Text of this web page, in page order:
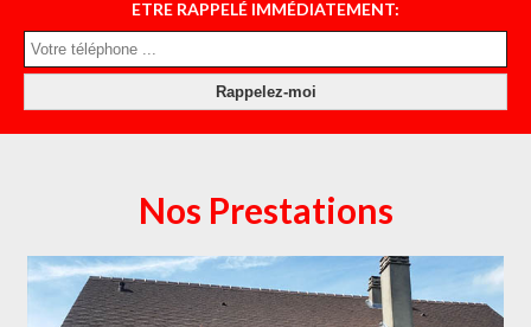
ETRE RAPPELÉ IMMÉDIATEMENT:
Nos Prestations